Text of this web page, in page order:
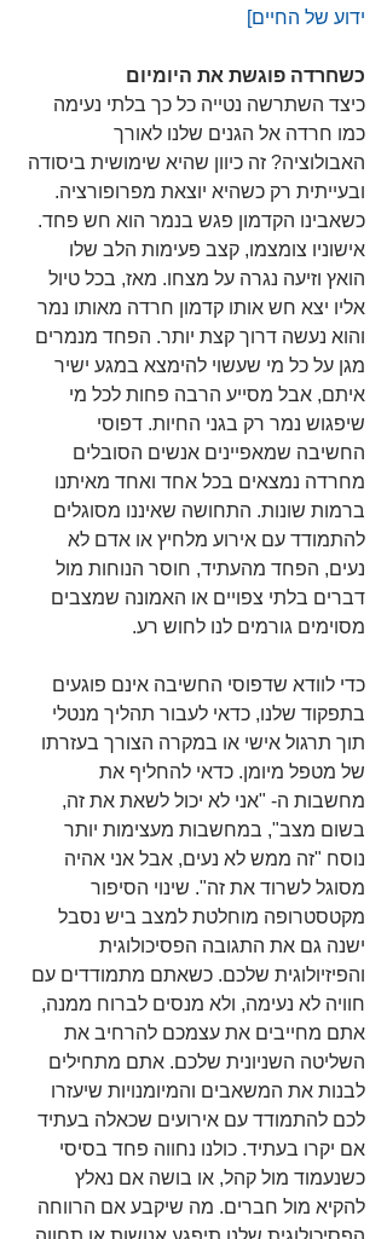
ידוע של החיים]
כשחרדה פוגשת את היומיום
כיצד השתרשה נטייה כל כך בלתי נעימה
כמו חרדה אל הגנים שלנו לאורך
האבולוציה? זה כיוון שהיא שימושית ביסודה
ובעייתית רק כשהיא יוצאת מפרופורציה.
כשאבינו הקדמון פגש בנמר הוא חש פחד.
אישוניו צומצמו, קצב פעימות הלב שלו
הואץ וזיעה נגרה על מצחו. מאז, בכל טיול
אליו יצא חש אותו קדמון חרדה מאותו נמר
והוא נעשה דרוך קצת יותר. הפחד מנמרים
מגן על כל מי שעשוי להימצא במגע ישיר
איתם, אבל מסייע הרבה פחות לכל מי
שיפגוש נמר רק בגני החיות. דפוסי
החשיבה שמאפיינים אנשים הסובלים
מחרדה נמצאים בכל אחד ואחד מאיתנו
ברמות שונות. התחושה שאיננו מסוגלים
להתמודד עם אירוע מלחיץ או אדם לא
נעים, הפחד מהעתיד, חוסר הנוחות מול
דברים בלתי צפויים או האמונה שמצבים
מסוימים גורמים לנו לחוש רע.
כדי לוודא שדפוסי החשיבה אינם פוגעים
בתפקוד שלנו, כדאי לעבור תהליך מנטלי
תוך תרגול אישי או במקרה הצורך בעזרתו
של מטפל מיומן. כדאי להחליף את
מחשבות ה- "אני לא יכול לשאת את זה,
בשום מצב", במחשבות מעצימות יותר
נוסח "זה ממש לא נעים, אבל אני אהיה
מסוגל לשרוד את זה". שינוי הסיפור
מקטסטרופה מוחלטת למצב ביש נסבל
ישנה גם את התגובה הפסיכולוגית
והפיזיולוגית שלכם. כשאתם מתמודדים עם
חוויה לא נעימה, ולא מנסים לברוח ממנה,
אתם מחייבים את עצמכם להרחיב את
השליטה השניונית שלכם. אתם מתחילים
לבנות את המשאבים והמיומנויות שיעזרו
לכם להתמודד עם אירועים שכאלה בעתיד
אם יקרו בעתיד. כולנו נחווה פחד בסיסי
כשנעמוד מול קהל, או בושה אם נאלץ
להקיא מול חברים. מה שיקבע אם הרווחה